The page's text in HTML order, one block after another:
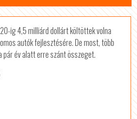
ig 4,5 milliárd dollárt költöttek volna
autók fejlesztésére. De most, több
pár év alatt erre szánt összeget.